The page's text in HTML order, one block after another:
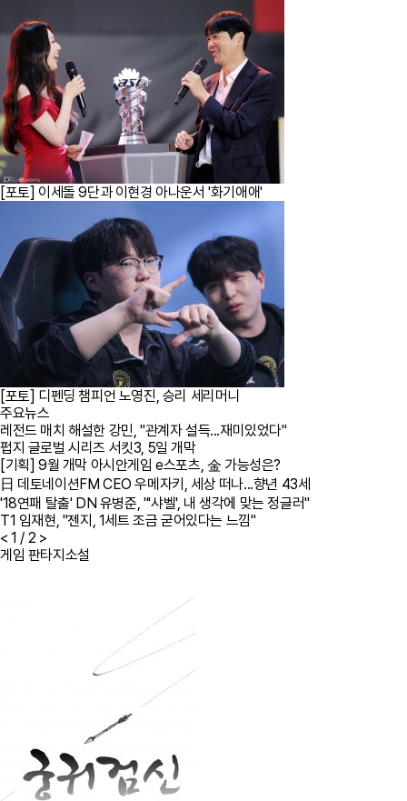
[포토] 이세돌 9단과 이현경 아나운서 '화기애애'
[포토] 디펜딩 챔피언 노영진, 승리 세리머니
주요뉴스
레전드 매치 해설한 강민, "관계자 설득...재미있었다"
펍지 글로벌 시리즈 서킷3, 5일 개막
[기획] 9월 개막 아시안게임 e스포츠, 金 가능성은?
日 데토네이션FM CEO 우메자키, 세상 떠나...향년 43세
'18연패 탈출' DN 유병준, "'샤벨', 내 생각에 맞는 정글러"
T1 임재현, "젠지, 1세트 조금 굳어있다는 느낌"
< 1 / 2 >
게임 판타지소설